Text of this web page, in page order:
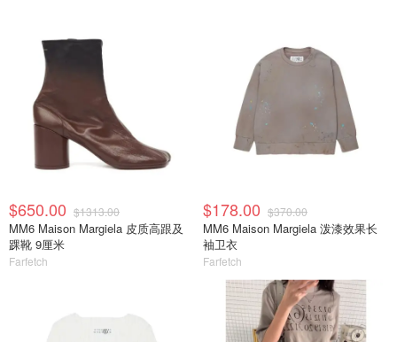
$650.00 $1313.00
MM6 Maison Margiela 皮质高跟及
踝靴 9厘米
Farfetch
$178.00 $370.00
MM6 Maison Margiela 泼漆效果长
袖卫衣
Farfetch